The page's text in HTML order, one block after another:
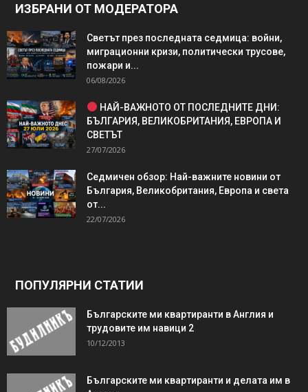
ИЗБРАНИ ОТ МОДЕРАТОРА
Светът през последната седмица: войни,
миграционни кризи, политически трусове,
пожари и...
06/08/2026
НАЙ-ВАЖНОТО ОТ ПОСЛЕДНИТЕ ДНИ:
БЪЛГАРИЯ, ВЕЛИКОБРИТАНИЯ, ЕВРОПА И
СВЕТЪТ
27/07/2026
Седмичен обзор: Най-важните новини от
България, Великобритания, Европа и света
от...
22/07/2026
ПОПУЛЯРНИ СТАТИИ
Българските ми квартиранти в Англия и
трудовите им навици 2
10/12/2013
Българските ми квартиранти и делата им в